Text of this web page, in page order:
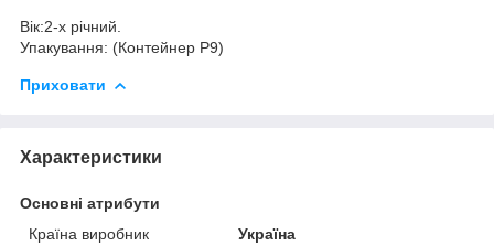
Вік:2-х річний.
Упакування: (Контейнер Р9)
Приховати
Характеристики
Основні атрибути
Країна виробник
Україна